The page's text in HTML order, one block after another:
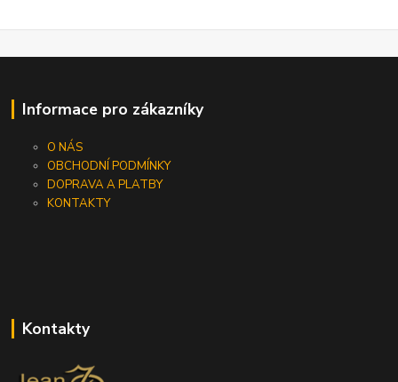
Informace pro zákazníky
O NÁS
OBCHODNÍ PODMÍNKY
DOPRAVA A PLATBY
KONTAKTY
Kontakty